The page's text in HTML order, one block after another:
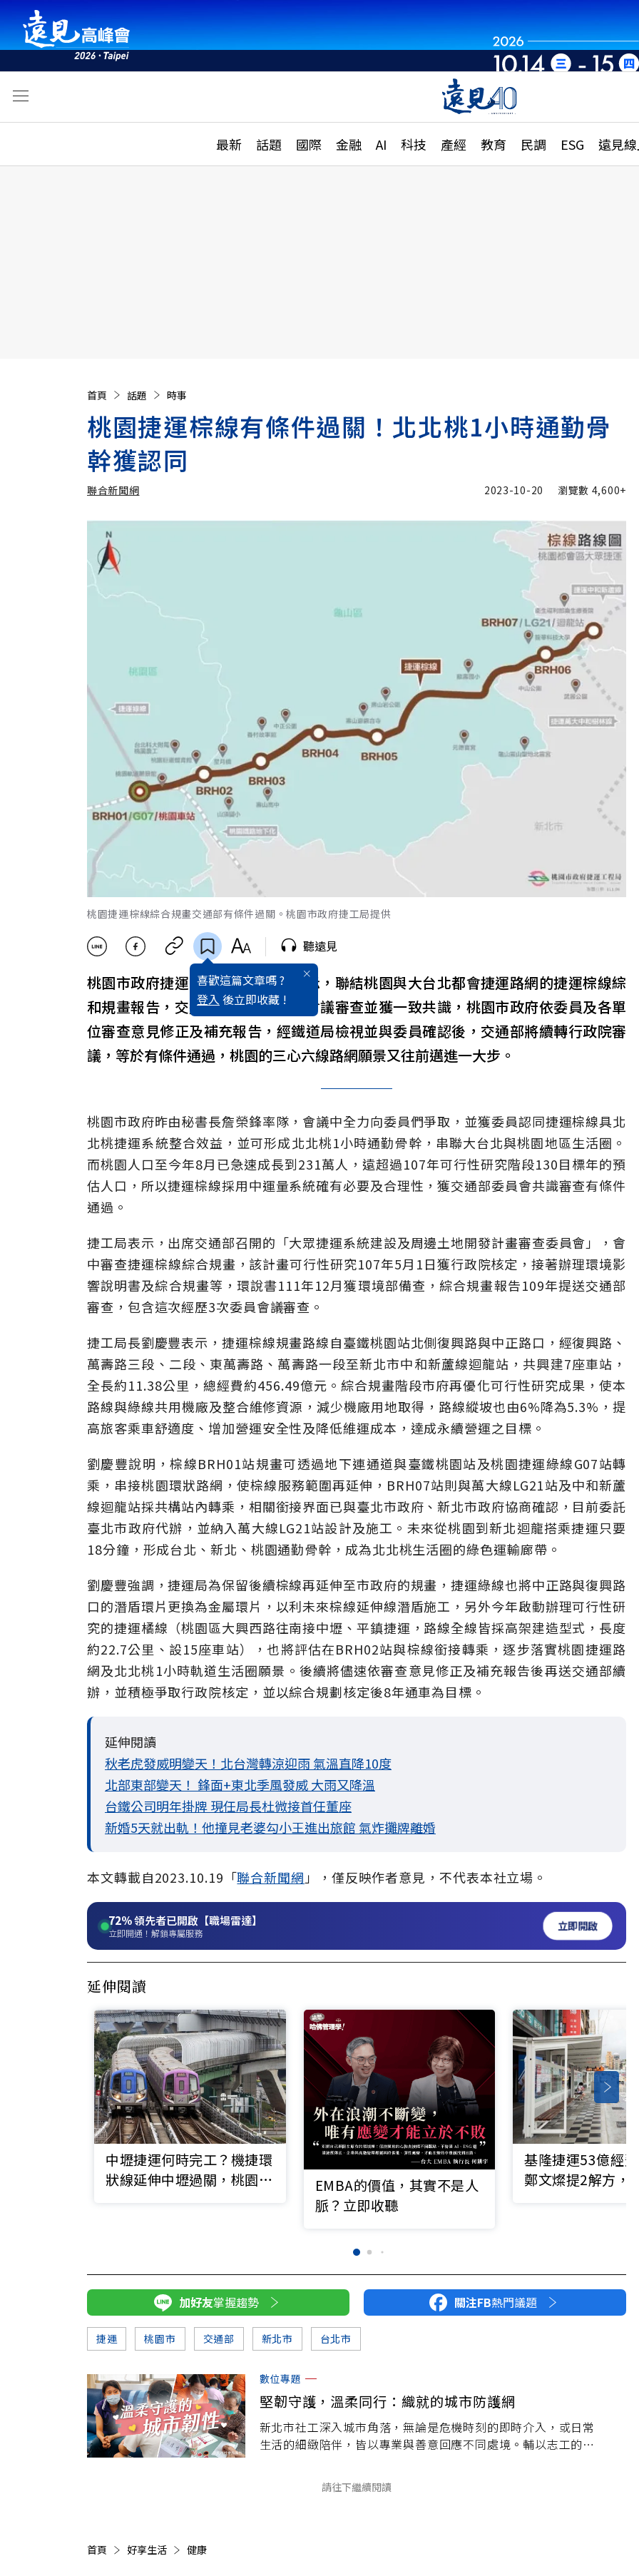
最新 話題 國際 金融 AI 科技 產經 教育 民調 ESG 遠見
活動
話題
國際
特輯
大學升學、職涯攻略
縣市施政調查全解析
首頁 話題 時事
桃園捷運棕線有條件過關！北北桃1小時通勤骨
幹獲認同
聯合新聞網 2023-10-20 瀏覽數 4,600+
桃園捷運棕線綜合規畫交通部有條件過關。桃園市政府捷工局提供
喜歡這篇文章嗎 ?
登入 後立即收藏 !
聽遠見
桃園市政府捷運工程局今天上午表示，聯結桃園與大台北都會捷運路網的捷運棕線綜
和規畫報告，交通部於昨日開委員會議審查並獲一致共識，桃園市政府依委員及各單
位審查意見修正及補充報告，經鐵道局檢視並與委員確認後，交通部將續轉行政院審
議，等於有條件通過，桃園的三心六線路網願景又往前邁進一大步。
桃園市政府昨由秘書長詹榮鋒率隊，會議中全力向委員們爭取，並獲委員認同捷運棕線具北
北桃捷運系統整合效益，並可形成北北桃1小時通勤骨幹，串聯大台北與桃園地區生活圈。
而桃園人口至今年8月已急速成長到231萬人，遠超過107年可行性研究階段130目標年的預
估人口，所以捷運棕線採用中運量系統確有必要及合理性，獲交通部委員會共識審查有條件
通過。
捷工局表示，出席交通部召開的「大眾捷運系統建設及周邊土地開發計畫審查委員會」，會
中審查捷運棕線綜合規畫，該計畫可行性研究107年5月1日獲行政院核定，接著辦理環境影
響說明書及綜合規畫等，環說書111年12月獲環境部備查，綜合規畫報告109年提送交通部
審查，包含這次經歷3次委員會議審查。
捷工局長劉慶豐表示，捷運棕線規畫路線自臺鐵桃園站北側復興路與中正路口，經復興路、
萬壽路三段、二段、東萬壽路、萬壽路一段至新北市中和新蘆線迴龍站，共興建7座車站，
全長約11.38公里，總經費約456.49億元。綜合規畫階段市府再優化可行性研究成果，使本
路線與綠線共用機廠及整合維修資源，減少機廠用地取得，路線縱坡也由6%降為5.3%，提
高旅客乘車舒適度、增加營運安全性及降低維運成本，達成永續營運之目標。
劉慶豐說明，棕線BRH01站規畫可透過地下連通道與臺鐵桃園站及桃園捷運綠線G07站轉
乘，串接桃園環狀路網，使棕線服務範圍再延伸，BRH07站則與萬大線LG21站及中和新蘆
線迴龍站採共構站內轉乘，相關銜接界面已與臺北市政府、新北市政府協商確認，目前委託
臺北市政府代辦，並納入萬大線LG21站設計及施工。未來從桃園到新北迴龍搭乘捷運只要
18分鐘，形成台北、新北、桃園通勤骨幹，成為北北桃生活圈的綠色運輸廊帶。
劉慶豐強調，捷運局為保留後續棕線再延伸至市政府的規畫，捷運綠線也將中正路與復興路
口的潛盾環片更換為金屬環片，以利未來棕線延伸線潛盾施工，另外今年啟動辦理可行性研
究的捷運橘線（桃園區大興西路往南接中壢、平鎮捷運，路線全線皆採高架建造型式，長度
約22.7公里、設15座車站），也將評估在BRH02站與棕線銜接轉乘，逐步落實桃園捷運路
網及北北桃1小時軌道生活圈願景。後續將儘速依審查意見修正及補充報告後再送交通部續
辦，並積極爭取行政院核定，並以綜合規劃核定後8年通車為目標。
延伸閱讀
秋老虎發威明變天！北台灣轉涼迎雨 氣溫直降10度
北部東部變天！ 鋒面+東北季風發威 大雨又降溫
台鐵公司明年掛牌 現任局長杜微接首任董座
新婚5天就出軌！他撞見老婆勾小王進出旅館 氣炸攤牌離婚
本文轉載自2023.10.19 「聯合新聞網 」 ，僅反映作者意見，不代表本社立場。
72%領先者已開啟【職場雷達】
立即開通！解鎖專屬服務
立即開啟
延伸閱讀
中壢捷運何時完工？機捷環
狀線延伸中壢過關，桃園市
EMBA的價值，其實不是人
脈？立即收聽
基隆捷運53億經
鄭文燦提2解方，
加好友掌握趨勢 關注FB熱門議題
捷運 桃園市 交通部 新北市 台北市
數位專題
堅韌守護，溫柔同行：織就的城市防護網
新北市社工深入城市角落，無論是危機時刻的即時介入，或日常
生活的細緻陪伴，皆以專業與善意回應不同處境。輔以志工的暖
累積出一座更有溫度的城市。
請往下繼續閱讀
首頁 好享生活 健康